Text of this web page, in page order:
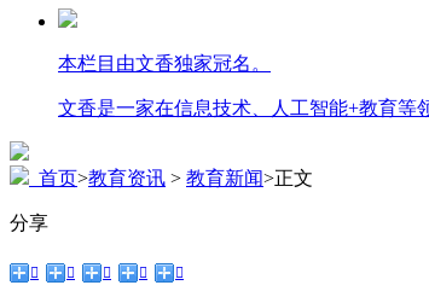
本栏目由文香独家冠名。
文香是一家在信息技术、人工智能+教育等
首页>教育资讯 > 教育新闻>正文
分享
    